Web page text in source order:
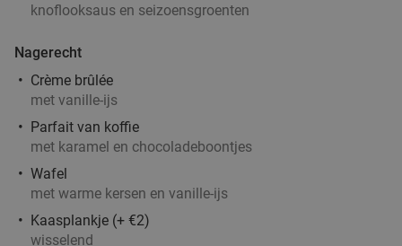
knoflooksaus en seizoensgroenten
Nagerecht
Crème brûlée
met vanille-ijs
Parfait van koffie
met karamel en chocoladeboontjes
Wafel
met warme kersen en vanille-ijs
Kaasplankje (+ €2)
wisselend